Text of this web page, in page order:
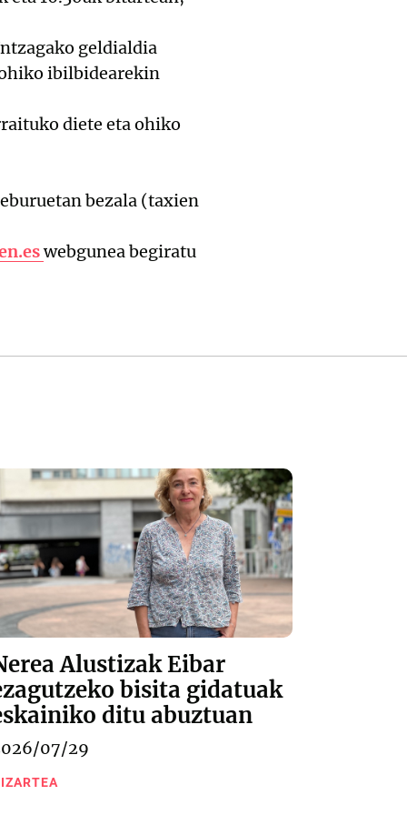
geldialdia
ibilbidearekin
diete eta ohiko
bezala (taxien
webgunea begiratu
Alustizak Eibar
bisita gidatuak
ditu abuztuan
07/29